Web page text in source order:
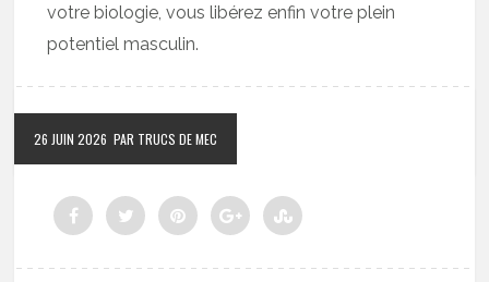
votre biologie, vous libérez enfin votre plein
potentiel masculin.
26 JUIN 2026 PAR TRUCS DE MEC